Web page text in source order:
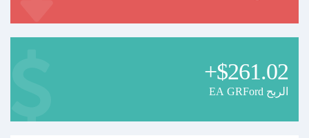
+$261.02
EA GRFord الربح